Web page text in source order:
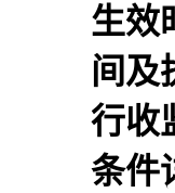
生效
间及
行收
条件